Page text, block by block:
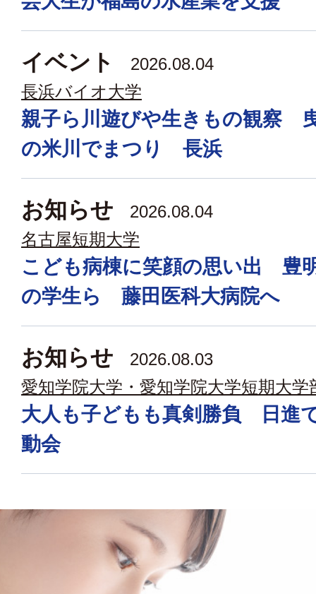
イベント
2026.08.04
長浜バイオ大学
親子ら川遊びや生きもの観察
の米川でまつり 長浜
お知らせ
2026.08.04
名古屋短期大学
こども病棟に笑顔の思い出 豊
の学生ら 藤田医科大病院へ
お知らせ
2026.08.03
愛知学院大学・愛知学院大学短期大学
大人も子どもも真剣勝負 日進
動会